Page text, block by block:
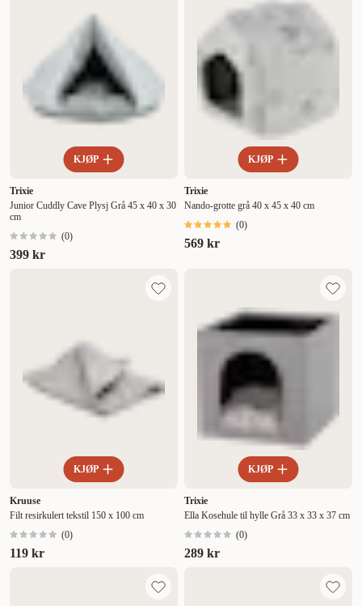
KJØP
Trixie
Junior Cuddly Cave Plysj Grå 45 x 40 x 30
cm
(0)
399 kr
KJØP
Trixie
Nando-grotte grå 40 x 45 x 40 cm
(0)
569 kr
KJØP
Kruuse
Filt resirkulert tekstil 150 x 100 cm
(0)
119 kr
KJØP
Trixie
Ella Kosehule til hylle Grå 33 x 33 x 37 cm
(0)
289 kr